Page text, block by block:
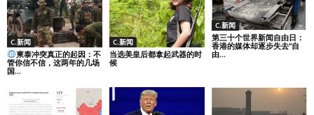
C.新闻
柬泰冲突真正的起因：不
管你信不信，这两年的几场
国...
C.新闻
当选美皇后都拿起武器的时
候
C.新闻
第三十个世界新闻自由日：
香港的媒体却逐步失去“自
由...